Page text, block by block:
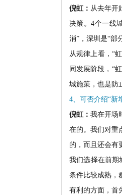
倪虹： 从去年开
决策。4个一线
消”，深圳是“部
从规律上看，“
同发展阶段，“
城施策，也是防
4、可否介绍“新
倪虹：我在开场
在的。我们对重
的，而且还会有
我们选择在前期
条件比较成熟，
有利的方面，首